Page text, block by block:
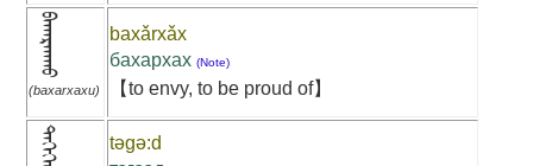
ᠪᠠᠬᠠᠷᠬᠠᠬᠤ
(baxarxaxu)
baxǎrxǎx
бахархах (Note)
【to envy, to be proud of】
ᠲᠡᠭᠡᠭᠡᠳ
təgə:d